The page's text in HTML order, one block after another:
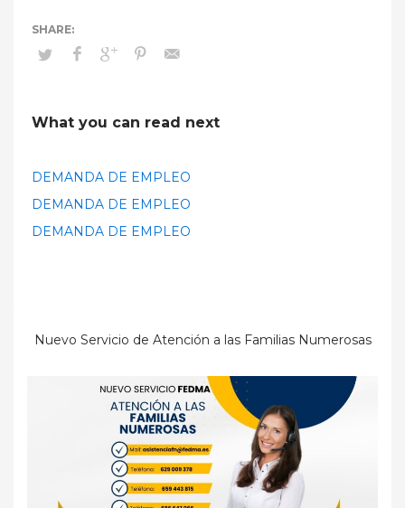
What you can read next
DEMANDA DE EMPLEO
DEMANDA DE EMPLEO
DEMANDA DE EMPLEO
Nuevo Servicio de Atención a las Familias Numerosas